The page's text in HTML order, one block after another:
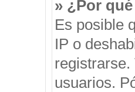
» ¿Por
Es posible
IP o
registrarse.
usuarios.